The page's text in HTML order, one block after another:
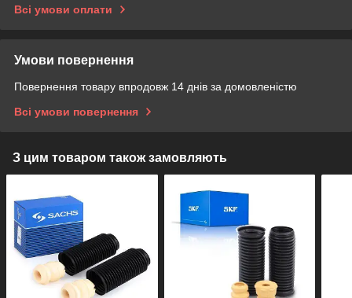
Всі умови оплати
Умови повернення
Повернення товару впродовж 14 днів за домовленістю
Всі умови повернення
З цим товаром також замовляють